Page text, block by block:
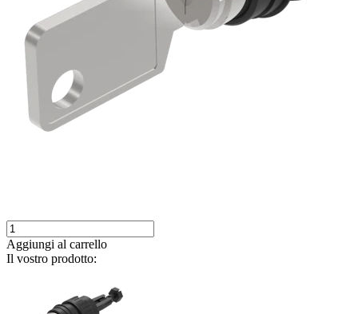
Aggiungi al carrello
Il vostro prodotto: